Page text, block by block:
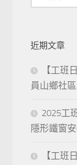
尋
字:
近期文章
【工班
員山鄉社
2025工
隱形鐵窗
【工班